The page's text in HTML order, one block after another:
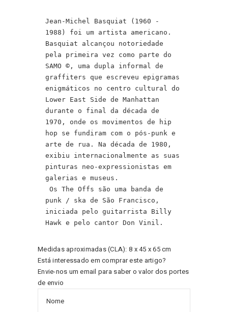
Jean-Michel Basquiat (1960 -
1988) foi um artista americano.
Basquiat alcançou notoriedade
pela primeira vez como parte do
SAMO ©, uma dupla informal de
graffiters que escreveu epigramas
enigmáticos no centro cultural do
Lower East Side de Manhattan
durante o final da década de
1970, onde os movimentos de hip
hop se fundiram com o pós-punk e
arte de rua. Na década de 1980,
exibiu internacionalmente as suas
pinturas neo-expressionistas em
galerias e museus.
punk / ska de São Francisco,
iniciada pelo guitarrista Billy
Hawk e pelo cantor Don Vinil.
Medidas aproximadas (CLA): 8 x 45 x 65 cm
Está interessado em comprar este artigo?
Envie-nos um email para saber o valor dos portes
de envio